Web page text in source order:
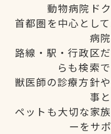
動物病院ド
首都圏を中心とし
病
路線・駅・行政区
らも検索
獣医師の診療方針
事
ペットも大切な家
ーをサ